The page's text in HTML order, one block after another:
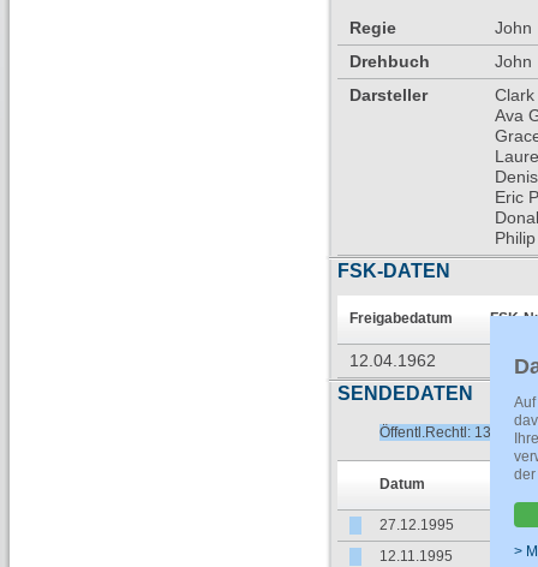
>
Regie
John
Drehbuch
John
Darsteller
Ava
Eric
FSK-DATEN
Freigabedatum FSK-
12.04.1962
SENDEDATEN
Öffentl.Rechtl: 13
Datum
27.12.1995
12.11.1995